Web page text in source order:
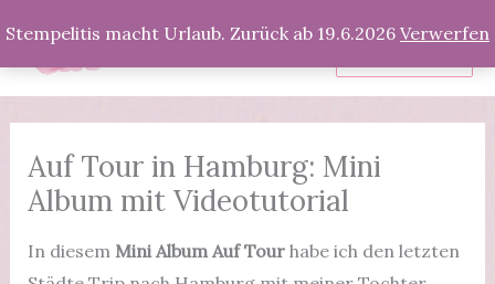
Stempelitis macht Urlaub. Zurück ab 19.6.2026 Verwerfen
Inhalt
springen
Produkte
Auf Tour in Hamburg: Mini
Album mit Videotutorial
In diesem Mini Album Auf Tourhabe ich den letzten